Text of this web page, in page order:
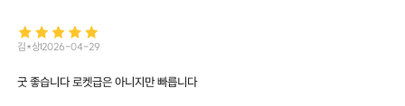
김*상2026-04-29
굿 좋습니다 로켓급은 아니지만 빠릅니다